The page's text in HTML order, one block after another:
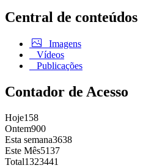
Central de conteúdos
Imagens
Vídeos
Publicações
Contador de Acesso
Hoje158
Ontem900
Esta semana3638
Este Mês5137
Total1323441